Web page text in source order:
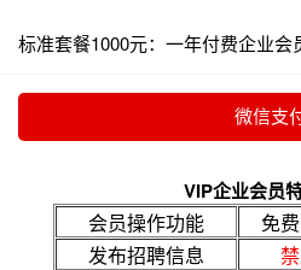
标准套餐1000元：一年付费企业会
VIP企业会员
会员操作功能 免
发布招聘信息